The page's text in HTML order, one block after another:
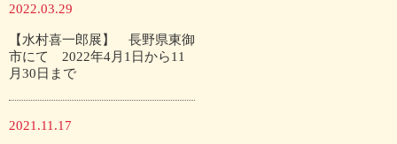
2022.03.29
【水村喜一郎展】 長野県東御
市にて 2022年4月1日から11
月30日まで
2021.11.17